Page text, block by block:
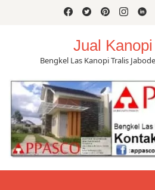
Jual
Bengkel Las Kanopi Tralis